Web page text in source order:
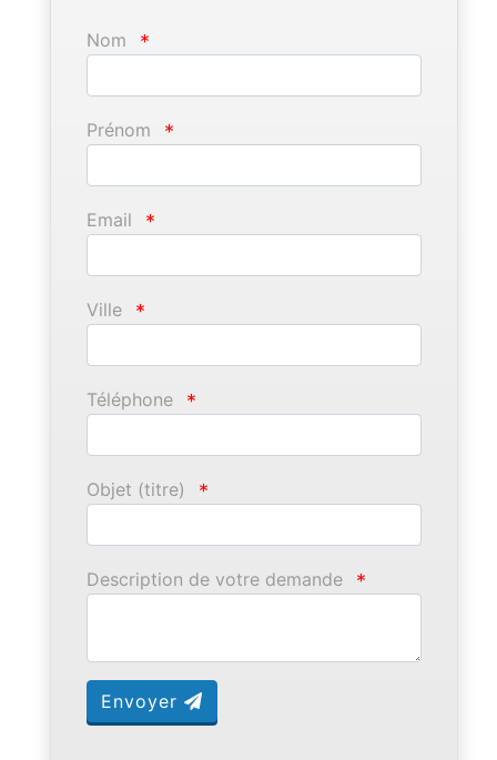
Nom *
Prénom *
Email *
Ville *
Téléphone *
Objet (titre) *
Description de votre demande *
Envoyer